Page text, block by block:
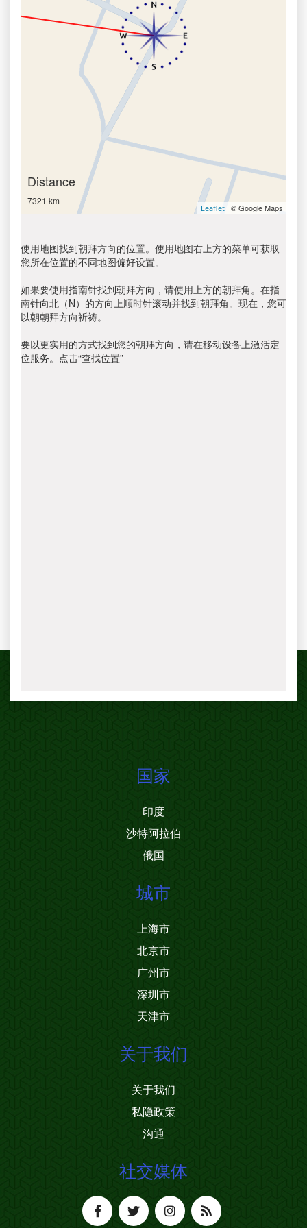
Distance
7321 km
Leaflet | © Google Maps
使用地图找到朝拜方向的位置。使用地图右上方的菜单可获取
您所在位置的不同地图偏好设置。
如果要使用指南针找到朝拜方向，请使用上方的朝拜角。在指
南针向北（N）的方向上顺时针滚动并找到朝拜角。现在，您可
以朝朝拜方向祈祷。
要以更实用的方式找到您的朝拜方向，请在移动设备上激活定
位服务。点击“查找位置”
国家
印度
沙特阿拉伯
俄国
城市
上海市
北京市
广州市
深圳市
天津市
关于我们
关于我们
私隐政策
沟通
社交媒体